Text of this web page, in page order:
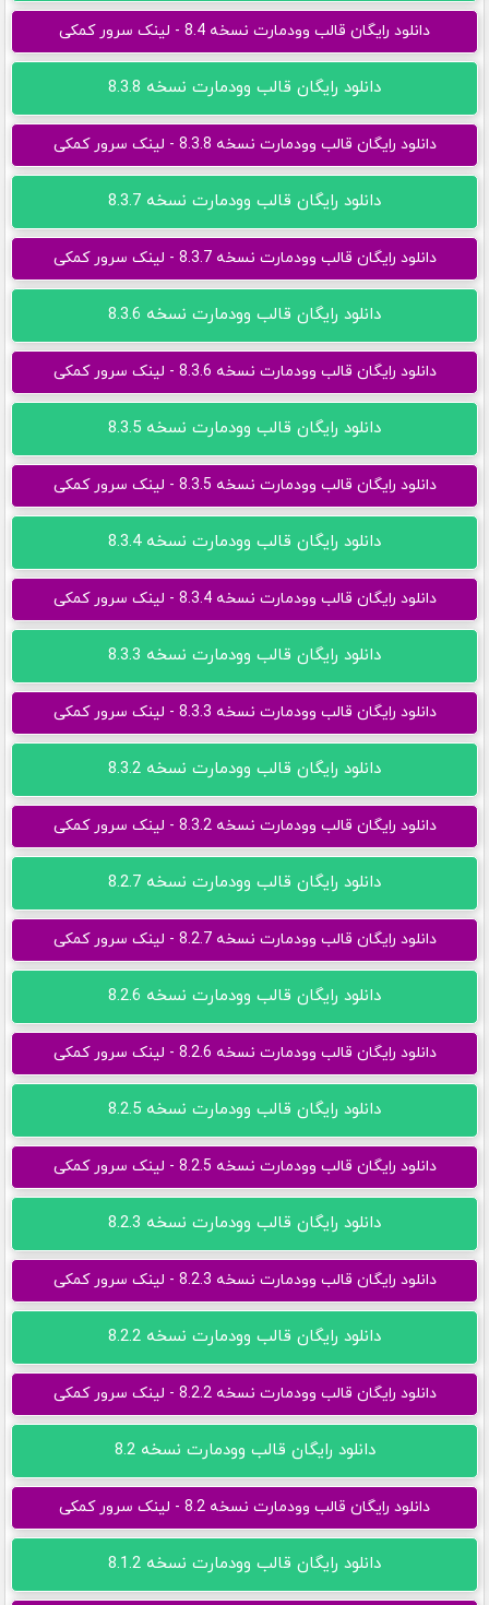
دانلود رایگان قالب وودمارت نسخه 8.4 - لینک سرور کمکی
دانلود رایگان قالب وودمارت نسخه 8.3.8
دانلود رایگان قالب وودمارت نسخه 8.3.8 - لینک سرور کمکی
دانلود رایگان قالب وودمارت نسخه 8.3.7
دانلود رایگان قالب وودمارت نسخه 8.3.7 - لینک سرور کمکی
دانلود رایگان قالب وودمارت نسخه 8.3.6
دانلود رایگان قالب وودمارت نسخه 8.3.6 - لینک سرور کمکی
دانلود رایگان قالب وودمارت نسخه 8.3.5
دانلود رایگان قالب وودمارت نسخه 8.3.5 - لینک سرور کمکی
دانلود رایگان قالب وودمارت نسخه 8.3.4
دانلود رایگان قالب وودمارت نسخه 8.3.4 - لینک سرور کمکی
دانلود رایگان قالب وودمارت نسخه 8.3.3
دانلود رایگان قالب وودمارت نسخه 8.3.3 - لینک سرور کمکی
دانلود رایگان قالب وودمارت نسخه 8.3.2
دانلود رایگان قالب وودمارت نسخه 8.3.2 - لینک سرور کمکی
دانلود رایگان قالب وودمارت نسخه 8.2.7
دانلود رایگان قالب وودمارت نسخه 8.2.7 - لینک سرور کمکی
دانلود رایگان قالب وودمارت نسخه 8.2.6
دانلود رایگان قالب وودمارت نسخه 8.2.6 - لینک سرور کمکی
دانلود رایگان قالب وودمارت نسخه 8.2.5
دانلود رایگان قالب وودمارت نسخه 8.2.5 - لینک سرور کمکی
دانلود رایگان قالب وودمارت نسخه 8.2.3
دانلود رایگان قالب وودمارت نسخه 8.2.3 - لینک سرور کمکی
دانلود رایگان قالب وودمارت نسخه 8.2.2
دانلود رایگان قالب وودمارت نسخه 8.2.2 - لینک سرور کمکی
دانلود رایگان قالب وودمارت نسخه 8.2
دانلود رایگان قالب وودمارت نسخه 8.2 - لینک سرور کمکی
دانلود رایگان قالب وودمارت نسخه 8.1.2